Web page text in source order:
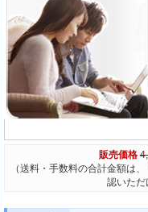
販売価格
（送料・手数料の合計金額は
認いただ